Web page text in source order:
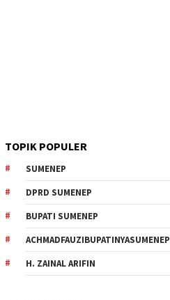
TOPIK POPULER
SUMENEP
DPRD SUMENEP
BUPATI SUMENEP
ACHMADFAUZIBUPATINYASUMENEP
H. ZAINAL ARIFIN